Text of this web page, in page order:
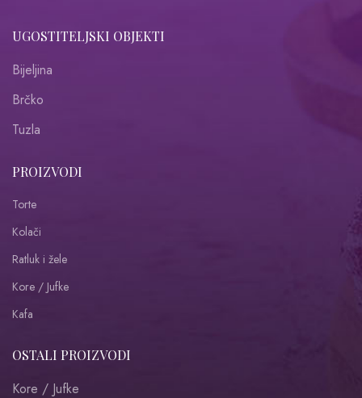
UGOSTITELJSKI OBJEKTI
Bijeljina
Brčko
Tuzla
PROIZVODI
Torte
Kolači
Ratluk i žele
Kore / Jufke
Kafa
OSTALI PROIZVODI
Kore / Jufke